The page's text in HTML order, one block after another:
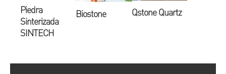
Piedra
Sinterizada
SINTECH
Biostone Qstone Quartz